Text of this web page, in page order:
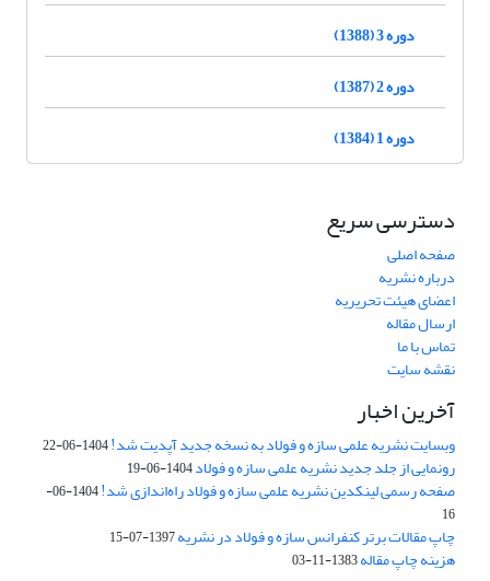
دوره 3 (1388)
دوره 2 (1387)
دوره 1 (1384)
دسترسی سریع
صفحه اصلی
درباره نشریه
اعضای هیئت تحریریه
ارسال مقاله
تماس با ما
نقشه سایت
آخرین اخبار
وبسایت نشریه علمی سازه و فولاد به نسخه جدید آپدیت شد!1404-06-22
رونمایی از جلد جدید نشریه علمی سازه و فولاد1404-06-19
صفحه رسمی لینکدین نشریه علمی سازه و فولاد راه‌اندازی شد!
1404-06-
16
چاپ مقالات برتر کنفرانس سازه و فولاد در نشریه1397-07-15
هزینه چاپ مقاله1383-11-03